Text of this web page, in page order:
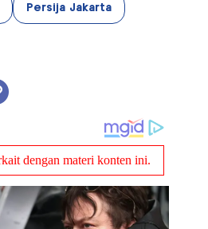
Persija Jakarta